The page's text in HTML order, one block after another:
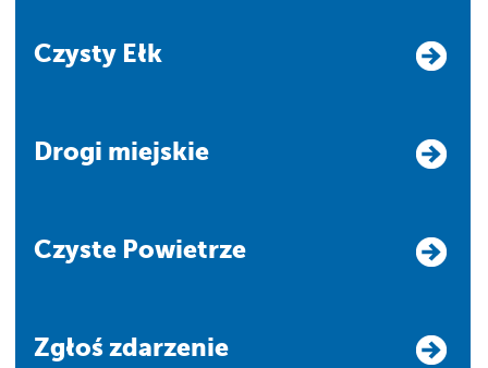
Czysty Ełk
Drogi miejskie
Czyste Powietrze
Zgłoś zdarzenie